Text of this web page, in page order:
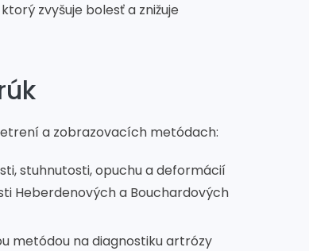
zvyšuje bolesť a znižuje
a zobrazovacích metódach:
stuhnutosti, opuchu a deformácií
Heberdenových a Bouchardových
metódou na diagnostiku artrózy